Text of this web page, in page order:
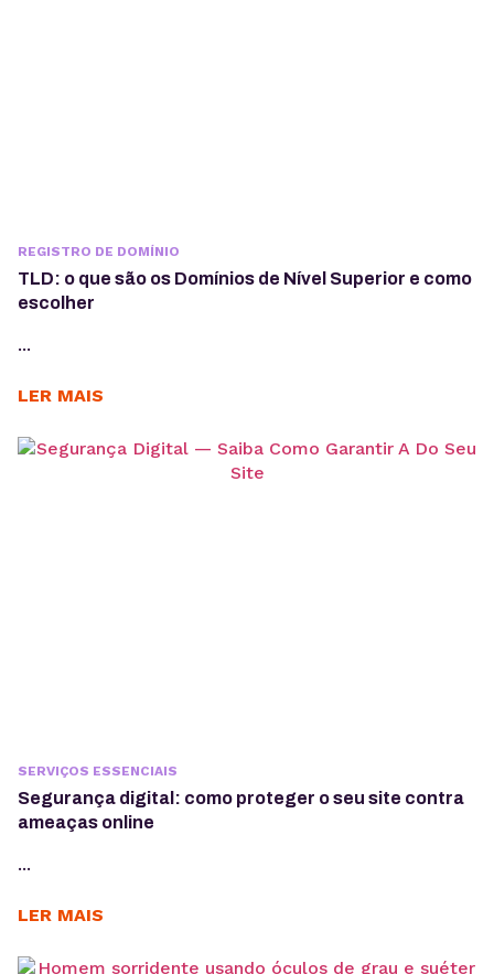
REGISTRO DE DOMÍNIO
TLD: o que são os Domínios de Nível Superior e como
escolher
...
LER MAIS
SERVIÇOS ESSENCIAIS
Segurança digital: como proteger o seu site contra
ameaças online
...
LER MAIS